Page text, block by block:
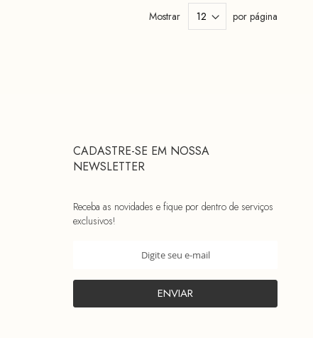
Mostrar por página
CADASTRE-SE EM NOSSA
NEWSLETTER
Receba as novidades e fique por dentro de serviços
exclusivos!
Newsletter:
ENVIAR